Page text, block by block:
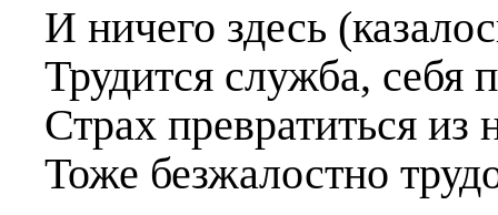
И ничего здесь
Трудится служба, себя
Страх превратиться
Тоже безжалостно